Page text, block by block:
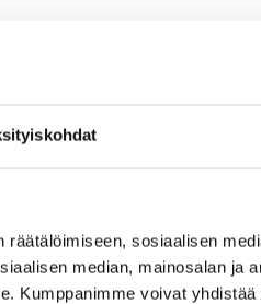
sosiaalisen
median, mainosalan ja
Kumppanimme voivat